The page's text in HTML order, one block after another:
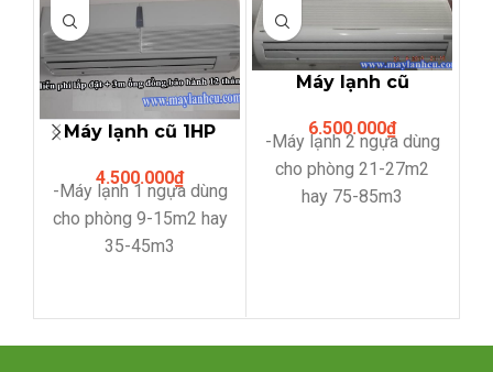
Máy lạnh cũ 1HP
4.500.000₫
-Máy lạnh 1 ngựa dùng
cho phòng 9-15m2 hay
35-45m3
Máy lạnh cũ
inverter gas
R410A
6.500.000₫
-Máy lạnh 2 ngựa dùng
cho phòng 21-27m2
hay 75-85m3
R410A